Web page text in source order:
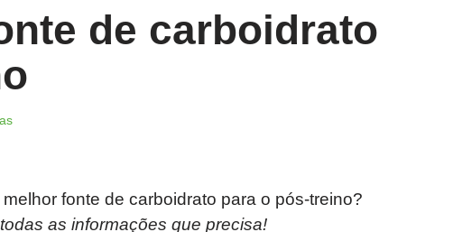
de carboidrato
fonte de carboidrato para o pós-treino?
as informações que precisa!